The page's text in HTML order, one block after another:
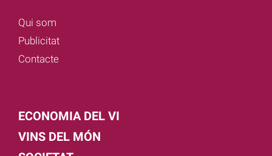
Qui som
Publicitat
Contacte
ECONOMIA DEL VI
VINS DEL MÓN